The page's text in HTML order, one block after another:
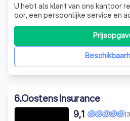
U hebt als klant van ons kantoor
oor, een persoonlijke service en
veilig en ongestoord te kunnen
welkom na afspraak. Tijdens de
luisteren wij naar uw telefonische
kleine administratie
6.Oostens Insurance
9,1